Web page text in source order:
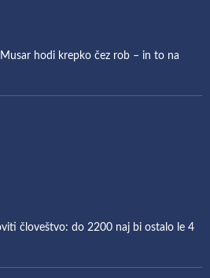
hodi krepko čez rob – in to na
človeštvo: do 2200 naj bi ostalo le 4